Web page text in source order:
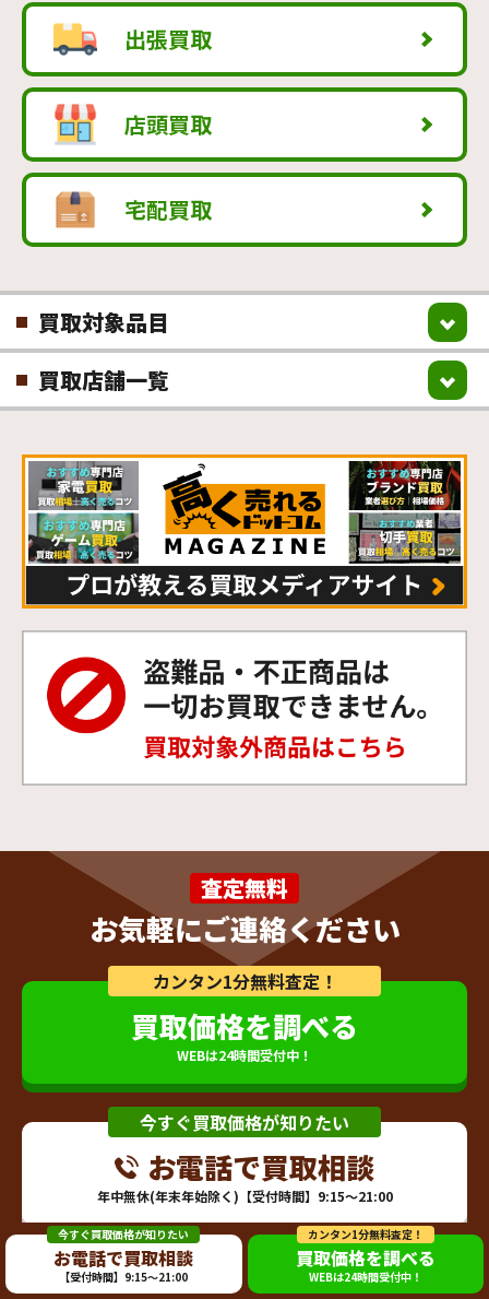
今すぐ買取価格が知りたい
お電話で買取相談
【受付時間】9:15～21:00
カンタン1分無料査定！
買取価格を調べる
WEBは24時間受付中！
出張買取
店頭買取
宅配買取
買取対象品目
買取店舗一覧
査定無料
お気軽にご連絡ください
カンタン1分無料査定！
買取価格を調べる
WEBは24時間受付中！
今すぐ買取価格が知りたい
お電話で買取相談
年中無休(年末年始除く)【受付時間】9:15～21:00